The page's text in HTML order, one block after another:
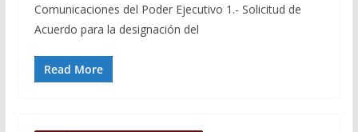
Comunicaciones del Poder Ejecutivo 1.- Solicitud de
Acuerdo para la designación del
Read More